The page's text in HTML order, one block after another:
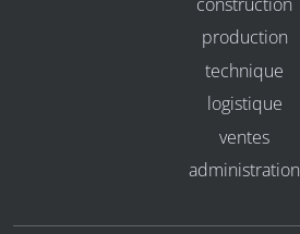
production
technique
logistique
ventes
administration